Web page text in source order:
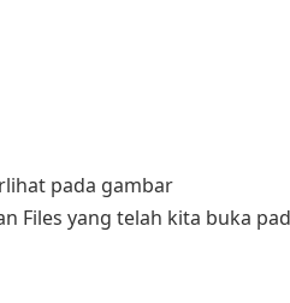
pada gambar
Files yang telah kita buka